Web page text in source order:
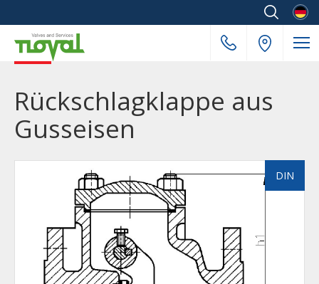
Rückschlagklappe aus
Gusseisen
DIN